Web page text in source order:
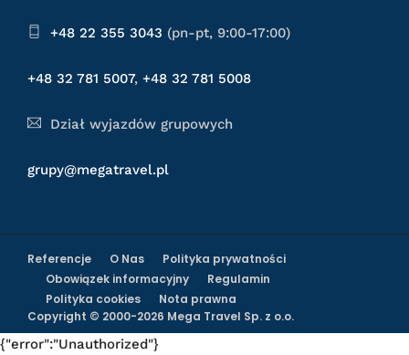
+48 22 355 3043 (pn-pt, 9:00-17:00)
+48 32 781 5007, +48 32 781 5008
Dział wyjazdów grupowych
grupy@megatravel.pl
Referencje O Nas
Polityka prywatności
Obowiązek informacyjny
Regulamin
Polityka cookies
Nota prawna
Copyright © 2000-2026 Mega Travel Sp. z o.o.
{"error":"Unauthorized"}